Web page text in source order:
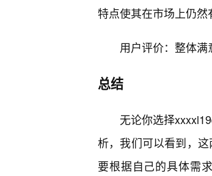
特点使其在市场上仍然
用户评价：整体满
总结
无论你选择
析，我们可以看到，
要根据自己的具体需